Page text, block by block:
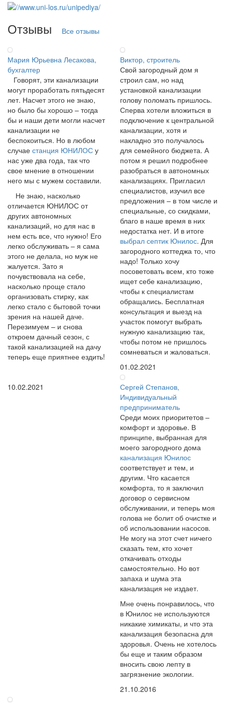
Отзывы Все отзывы
Мария Юрьевна Лесакова,
бухгалтер
Говорят, эти канализации
могут проработать пятьдесят
лет. Насчет этого не знаю,
но было бы хорошо – тогда
бы и наши дети могли насчет
канализации не
беспокоиться. Но в любом
случае станция ЮНИЛОС у
нас уже два года, так что
свое мнение в отношении
него мы с мужем составили.
Не знаю, насколько
отличается ЮНИЛОС от
других автономных
канализаций, но для нас в
нем есть все, что нужно! Его
легко обслуживать – я сама
этого не делала, но муж не
жалуется. Зато я
почувствовала на себе,
насколько проще стало
организовать стирку, как
легко стало с бытовой точки
зрения на нашей даче.
Перезимуем – и снова
откроем дачный сезон, с
такой канализацией на дачу
теперь еще приятнее ездить!
10.02.2021
Виктор, строитель
Свой загородный дом я
строил сам, но над
установкой канализации
голову поломать пришлось.
Сперва хотели вложиться в
подключение к центральной
канализации, хотя и
накладно это получалось
для семейного бюджета. А
потом я решил подробнее
разобраться в автономных
канализациях. Пригласил
специалистов, изучил все
предложения – в том числе и
специальные, со скидками,
благо в наше время в них
недостатка нет. И в итоге
выбрал септик Юнилос. Для
загородного коттеджа то, что
надо! Только хочу
посоветовать всем, кто тоже
ищет себе канализацию,
чтобы к специалистам
обращались. Бесплатная
консультация и выезд на
участок помогут выбрать
нужную канализацию так,
чтобы потом не пришлось
сомневаться и жаловаться.
01.02.2021
Сергей Степанов,
Индивидуальный
предприниматель
Среди моих приоритетов –
комфорт и здоровье. В
принципе, выбранная для
моего загородного дома
канализация Юнилос
соответствует и тем, и
другим. Что касается
комфорта, то я заключил
договор о сервисном
обслуживании, и теперь моя
голова не болит об очистке и
об использовании насосов.
Не могу на этот счет ничего
сказать тем, кто хочет
откачивать отходы
самостоятельно. Но вот
запаха и шума эта
канализация не издает.
Мне очень понравилось, что
в Юнилос не используются
никакие химикаты, и что эта
канализация безопасна для
здоровья. Очень не хотелось
бы еще и таким образом
вносить свою лепту в
загрязнение экологии.
21.10.2016